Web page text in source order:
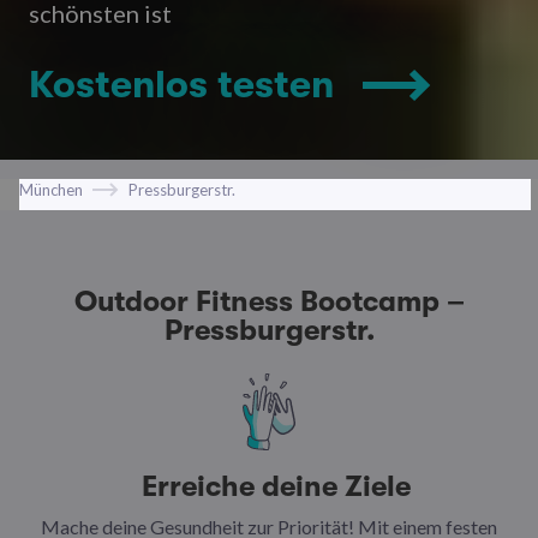
schönsten ist
Kostenlos testen
München Pressburgerstr.
Outdoor Fitness Bootcamp –
Pressburgerstr.
Erreiche deine Ziele
Mache deine Gesundheit zur Priorität! Mit einem festen